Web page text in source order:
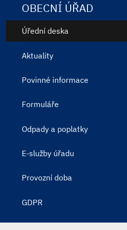
OBECNÍ ÚŘAD
Úřední deska
Aktuality
Povinné informace
Formuláře
Odpady a poplatky
E-služby úřadu
Provozní doba
GDPR